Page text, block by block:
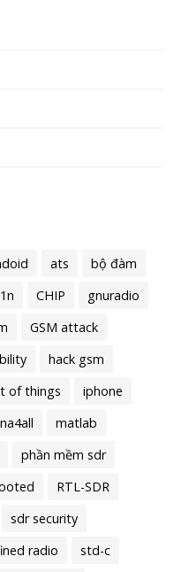
ats
bộ đàm
CHIP
gnuradio
GSM attack
hack gsm
of things
iphone
matlab
phần mềm sdr
RTL-SDR
sdr security
radio
std-c